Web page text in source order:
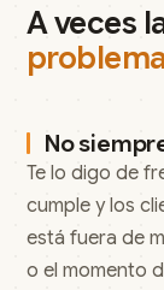
A veces
No
Te lo digo de
cumple y los
está fuera de
o el momento